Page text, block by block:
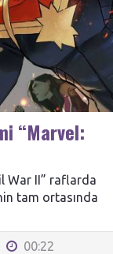
“Marvel:
War II” raflarda
tam ortasında
00:22